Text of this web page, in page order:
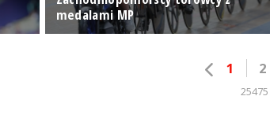
medalami MP
1 2